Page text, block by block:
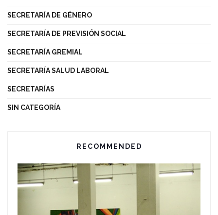
SECRETARÍA DE GÉNERO
SECRETARÍA DE PREVISIÓN SOCIAL
SECRETARÍA GREMIAL
SECRETARÍA SALUD LABORAL
SECRETARÍAS
SIN CATEGORÍA
RECOMMENDED